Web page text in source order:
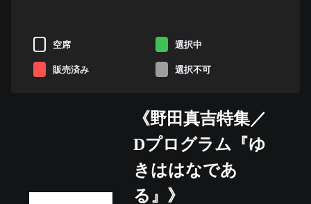
空席 選択中
販売済み 選択不可
《野田真吉特集／
Dプログラム『ゆ
きははなであ
る』》